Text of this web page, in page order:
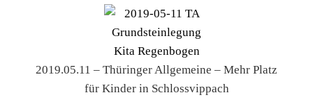
2019.05.11 – Thüringer Allgemeine – Mehr Platz
für Kinder in Schlossvippach